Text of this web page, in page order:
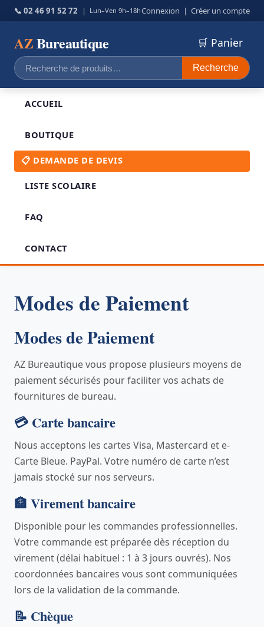
📞 02 46 91 52 72 | Lun–Ven 9h–18hConnexion | Créer un compte
AZBureautique
Recherche
pour :
Recherche
🛒 Panier
ACCUEIL
BOUTIQUE
📋 DEMANDE DE DEVIS
LISTE SCOLAIRE
FAQ
CONTACT
Modes de Paiement
Modes de Paiement
AZ Bureautique vous propose plusieurs moyens de
paiement sécurisés pour faciliter vos achats de
fournitures de bureau.
💳 Carte bancaire
Nous acceptons les cartes Visa, Mastercard et e-
Carte Bleue. PayPal. Votre numéro de carte n’est
jamais stocké sur nos serveurs.
🏦 Virement bancaire
Disponible pour les commandes professionnelles.
Votre commande est préparée dès réception du
virement (délai habituel : 1 à 3 jours ouvrés). Nos
coordonnées bancaires vous sont communiquées
lors de la validation de la commande.
📝 Chèque